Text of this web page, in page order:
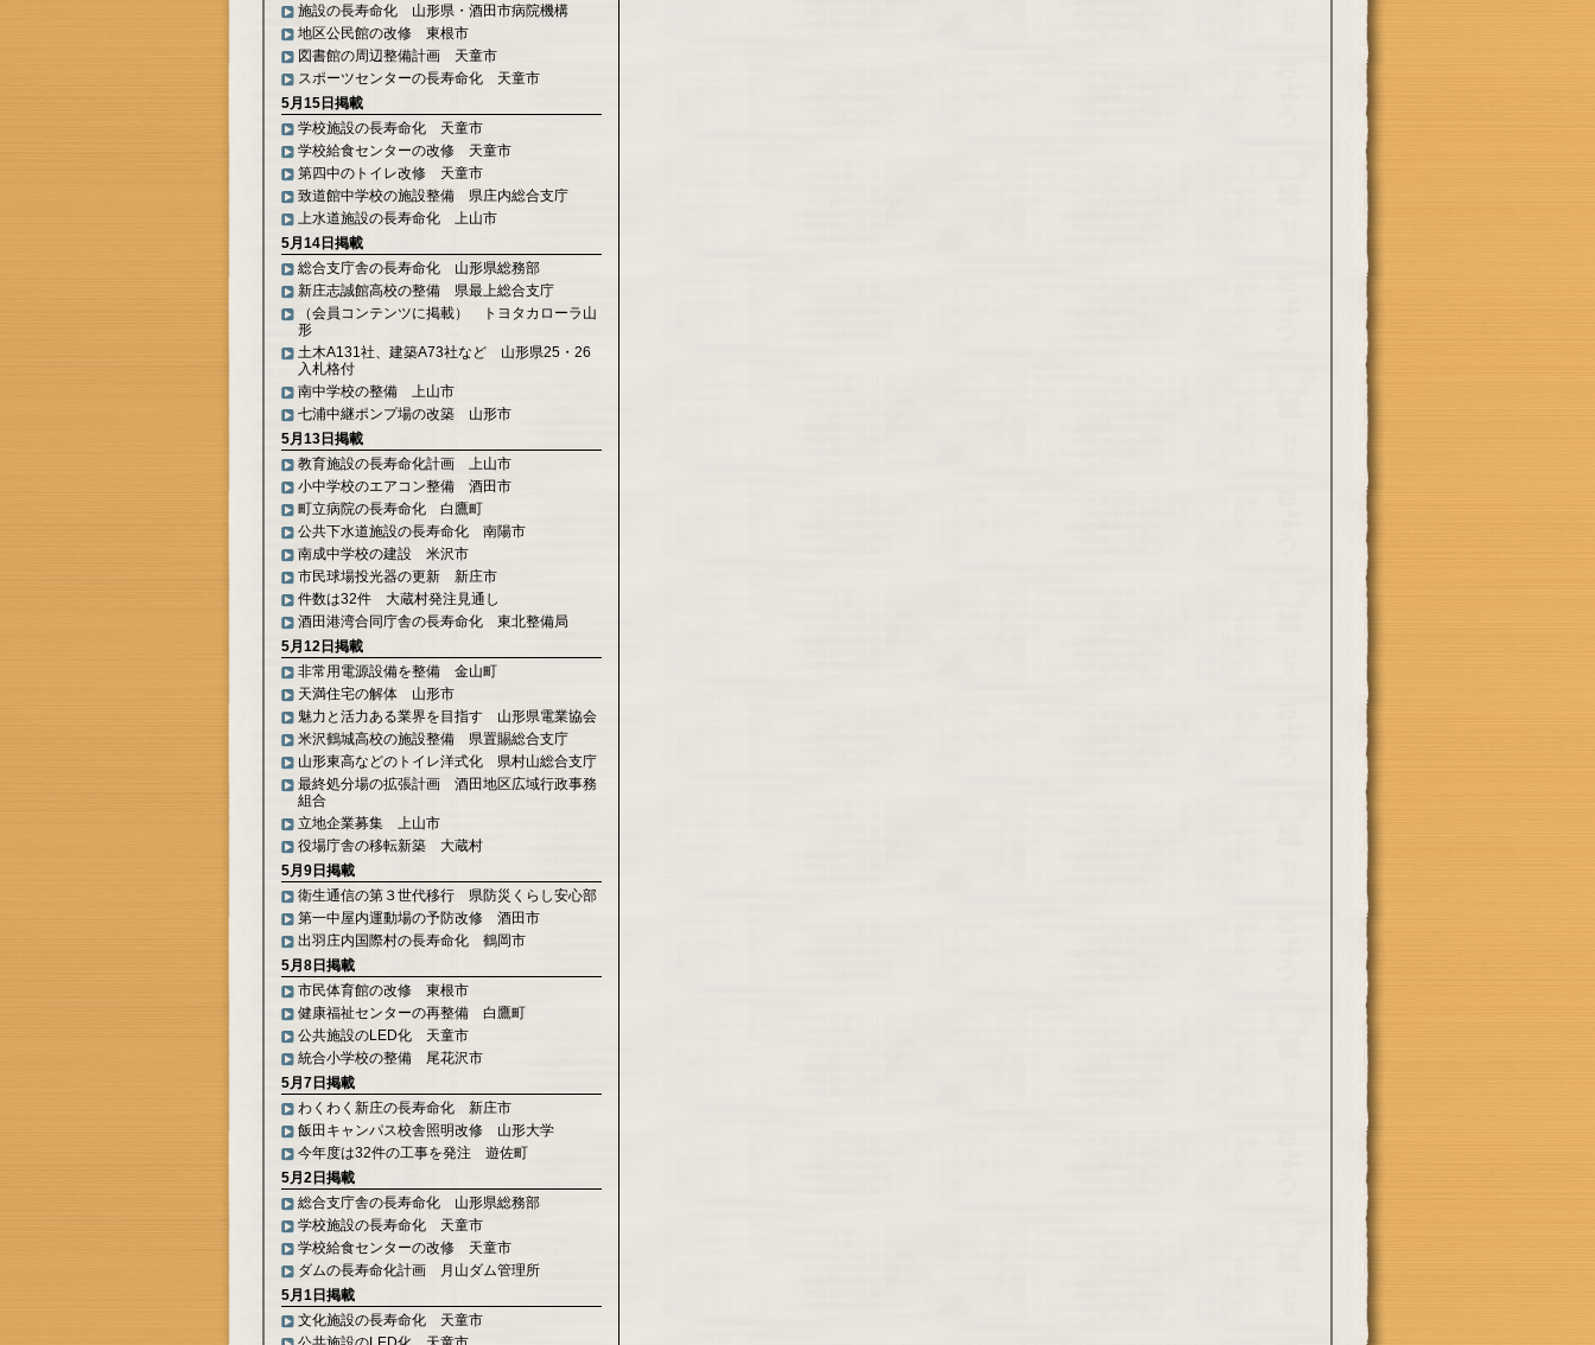
施設の長寿命化 山形県・酒田市病院機構
地区公民館の改修 東根市
図書館の周辺整備計画 天童市
スポーツセンターの長寿命化 天童市
5月15日掲載
学校施設の長寿命化 天童市
学校給食センターの改修 天童市
第四中のトイレ改修 天童市
致道館中学校の施設整備 県庄内総合支庁
上水道施設の長寿命化 上山市
5月14日掲載
総合支庁舎の長寿命化 山形県総務部
新庄志誠館高校の整備 県最上総合支庁
（会員コンテンツに掲載） トヨタカローラ山
形
土木A131社、建築A73社など 山形県25・26
入札格付
南中学校の整備 上山市
七浦中継ポンプ場の改築 山形市
5月13日掲載
教育施設の長寿命化計画 上山市
小中学校のエアコン整備 酒田市
町立病院の長寿命化 白鷹町
公共下水道施設の長寿命化 南陽市
南成中学校の建設 米沢市
市民球場投光器の更新 新庄市
件数は32件 大蔵村発注見通し
酒田港湾合同庁舎の長寿命化 東北整備局
5月12日掲載
非常用電源設備を整備 金山町
天満住宅の解体 山形市
魅力と活力ある業界を目指す 山形県電業協会
米沢鶴城高校の施設整備 県置賜総合支庁
山形東高などのトイレ洋式化 県村山総合支庁
最終処分場の拡張計画 酒田地区広域行政事務
組合
立地企業募集 上山市
役場庁舎の移転新築 大蔵村
5月9日掲載
衛生通信の第３世代移行 県防災くらし安心部
第一中屋内運動場の予防改修 酒田市
出羽庄内国際村の長寿命化 鶴岡市
5月8日掲載
市民体育館の改修 東根市
健康福祉センターの再整備 白鷹町
公共施設のLED化 天童市
統合小学校の整備 尾花沢市
5月7日掲載
わくわく新庄の長寿命化 新庄市
飯田キャンパス校舎照明改修 山形大学
今年度は32件の工事を発注 遊佐町
5月2日掲載
総合支庁舎の長寿命化 山形県総務部
学校施設の長寿命化 天童市
学校給食センターの改修 天童市
ダムの長寿命化計画 月山ダム管理所
5月1日掲載
文化施設の長寿命化 天童市